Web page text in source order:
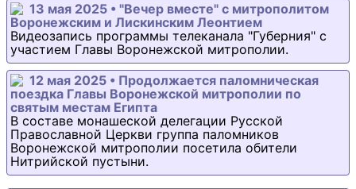
13 мая 2025 • "Вечер вместе" с митрополитом
Воронежским и Лискинским Леонтием
Видеозапись программы телеканала "Губерния" с
участием Главы Воронежской митрополии.
12 мая 2025 • Продолжается паломническая
поездка Главы Воронежской митрополии по
святым местам Египта
В составе монашеской делегации Русской
Православной Церкви группа паломников
Воронежской митрополии посетила обители
Нитрийской пустыни.